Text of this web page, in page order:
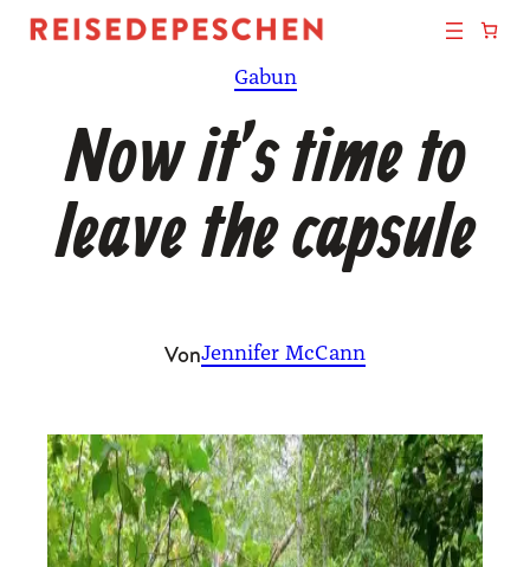
Zum
Gabun
Now it’s time to
leave the capsule
VonJennifer McCann